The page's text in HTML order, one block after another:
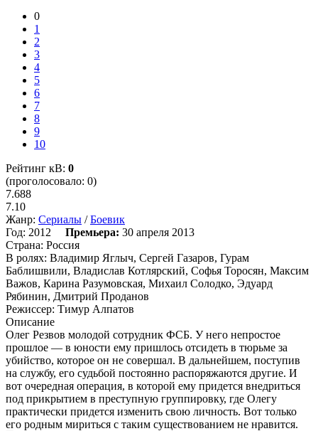
0
1
2
3
4
5
6
7
8
9
10
Рейтинг кВ: 0
(проголосовало: 0)
7.688
7.10
Жанр: Сериалы /Боевик
Год: 2012 Премьера: 30 апреля 2013
Страна: Россия
В ролях: Владимир Яглыч, Сергей Газаров, Гурам
Баблишвили, Владислав Котлярский, Софья Торосян, Максим
Важов, Карина Разумовская, Михаил Солодко, Эдуард
Рябинин, Дмитрий Проданов
Режиссер: Тимур Алпатов
Описание
Олег Резвов молодой сотрудник ФСБ. У него непростое
прошлое — в юности ему пришлось отсидеть в тюрьме за
убийство, которое он не совершал. В дальнейшем, поступив
на службу, его судьбой постоянно распоряжаются другие. И
вот очередная операция, в которой ему придется внедриться
под прикрытием в преступную группировку, где Олегу
практически придется изменить свою личность. Вот только
его родным мириться с таким существованием не нравится.